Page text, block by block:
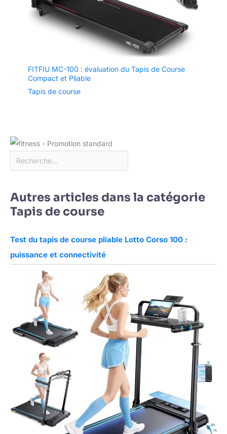
FITFIU MC-100 : évaluation du Tapis de Course
Compact et Pliable
Tapis de course
Autres articles dans la catégorie
Tapis de course
Test du tapis de course pliable Lotto Corso 100 :
puissance et connectivité